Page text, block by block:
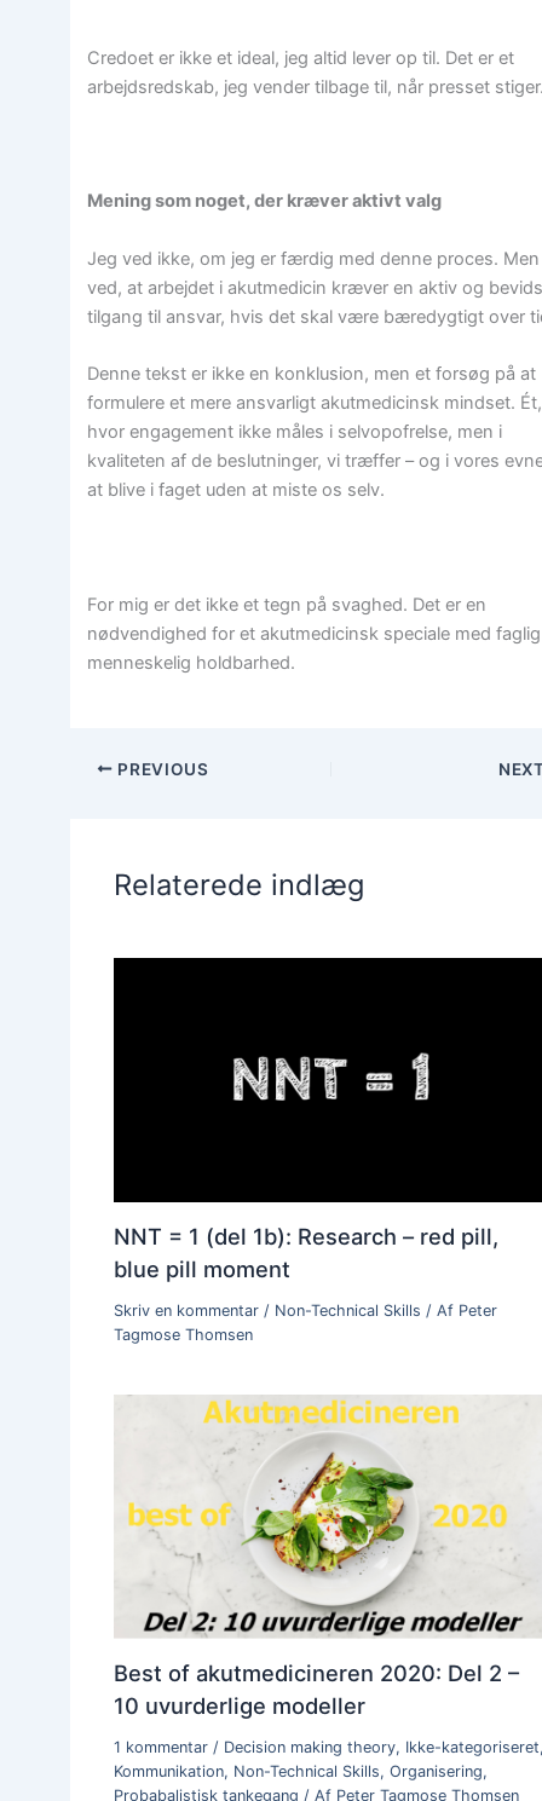
Credoet er ikke et ideal, jeg altid lever op til. Det er et
arbejdsredskab, jeg vender tilbage til, når presset
Mening som noget, der kræver aktivt valg
Jeg ved ikke, om jeg er færdig med denne proces.
ved, at arbejdet i akutmedicin kræver en aktiv og
tilgang til ansvar, hvis det skal være bæredygtigt over
Denne tekst er ikke en konklusion, men et forsøg på at
formulere et mere ansvarligt akutmedicinsk mindset. Ét,
hvor engagement ikke måles i selvopofrelse, men i
kvaliteten af de beslutninger, vi træffer – og i vores
at blive i faget uden at miste os selv.
For mig er det ikke et tegn på svaghed. Det er en
nødvendighed for et akutmedicinsk speciale med
menneskelig holdbarhed.
PREVIOUS
Relaterede indlæg
NNT = 1 (del 1b): Research – red pill,
blue pill moment
Skriv en kommentar / Non-Technical Skills / Af Peter
Tagmose Thomsen
Best of akutmedicineren 2020: Del 2 –
10 uvurderlige modeller
1 kommentar / Decision making theory, Ikke-kategoriseret
Kommunikation, Non-Technical Skills,Organisering,
Probabalistisk tankegang / Af Peter Tagmose Thomsen